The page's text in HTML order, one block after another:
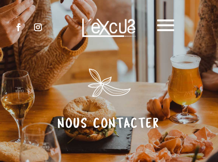
NOUS CONTACTER